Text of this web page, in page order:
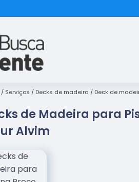
Serviços Decks de madeira Deck de
de Madeira para
Alvim